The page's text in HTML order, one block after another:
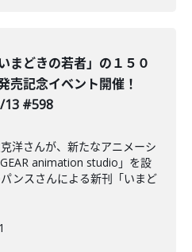
まどきの若者」の１５０
売記念イベント開催！
13 #598
洋さんが、新たなアニメーシ
animation studio」を設
ンスさんによる新刊「いまど